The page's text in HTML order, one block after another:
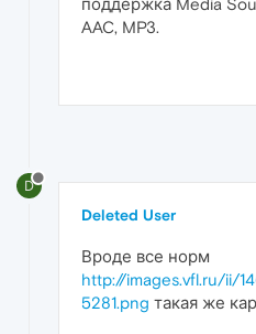
поддержка Media
AAC, MP3.
D
Deleted User
Вроде все норм
http://images.vfl.ru/ii/
5281.png такая же